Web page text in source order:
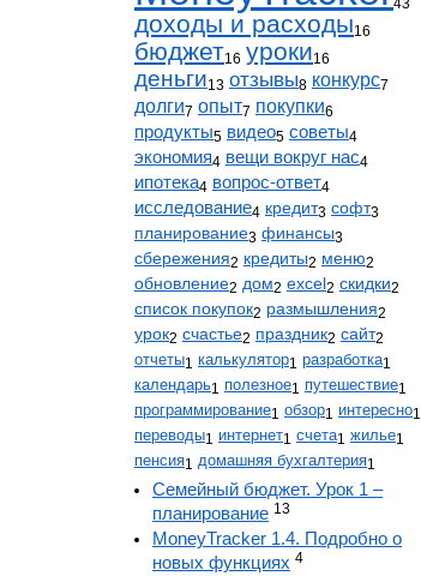
43
доходы и расходы16
бюджет16 уроки16
деньги13 отзывы8 конкурс7
долги7 опыт7 покупки6
продукты5 видео5 советы4
экономия4 вещи вокруг нас4
ипотека4 вопрос-ответ4
исследование4 кредит3 софт3
планирование3 финансы3
сбережения2 кредиты2 меню2
обновление2 дом2 excel2 скидки2
список покупок2 размышления2
урок2 счастье2 праздник2 сайт2
отчеты1 калькулятор1 разработка1
календарь1 полезное1 путешествие1
программирование1 обзор1 интересно1
переводы1 интернет1 счета1 жилье1
пенсия1 домашняя бухгалтерия1
Семейный бюджет. Урок 1 –
планирование 13
MoneyTracker 1.4. Подробно о
новых функциях 4